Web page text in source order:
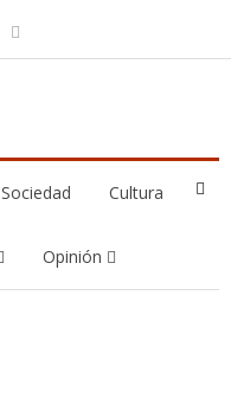
Sociedad Cultura
Opinión